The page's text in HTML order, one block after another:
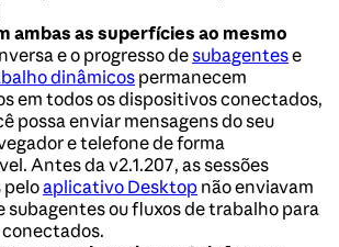
ambas as superfícies ao mesmo
e o progresso desubagentese
dinâmicospermanecem
em todos os dispositivos conectados,
possa enviar mensagens do seu
e telefone de forma
Antes da v2.1.207, as sessões
peloaplicativo Desktop não enviavam
subagentes ou fluxos de trabalho para